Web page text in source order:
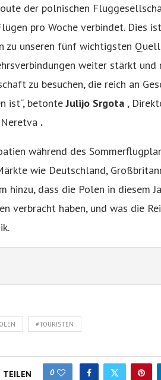
der polnischen
pro Woche verbindet. Dies
zu unseren fünf wichtigsten
weiter stärkt und
zu besuchen, die reich an
ist“, betonteJulijo Srgota ,
.
während des
wie Deutschland,
hinzu, dass die Polen in diesem
verbracht haben, und was die
#TOURISTEN
TEILEN 0